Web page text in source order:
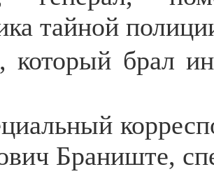
тайной
который брал
Браниште,